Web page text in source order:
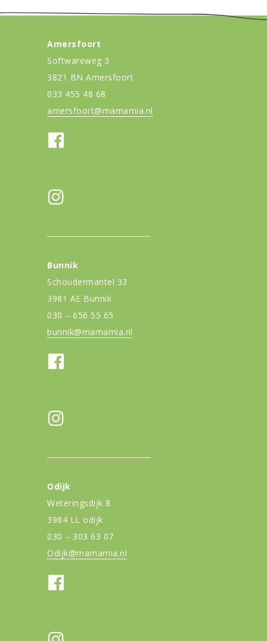
Amersfoort
Softwareweg 3
3821 BN Amersfoort
033 455 48 68
amersfoort@mamamia.nl
Bunnik
Schoudermantel 33
3981 AE Bunnik
030 – 656 55 65
bunnik@mamamia.nl
Odijk
Weteringsdijk 8
3984 LL odijk
030 – 303 63 07
Odijk@mamamia.nl